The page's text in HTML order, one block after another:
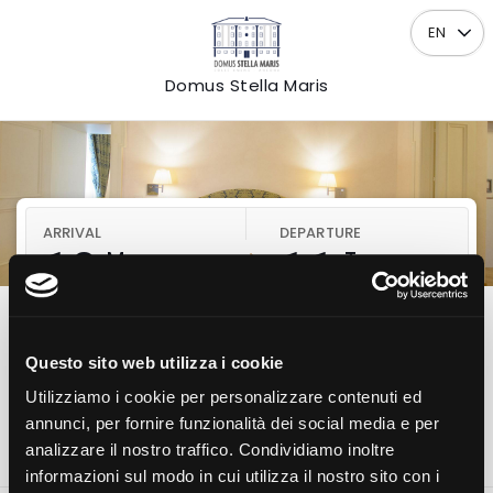
Questo sito web utilizza i cookie
Utilizziamo i cookie per personalizzare contenuti ed
annunci, per fornire funzionalità dei social media e per
analizzare il nostro traffico. Condividiamo inoltre
informazioni sul modo in cui utilizza il nostro sito con i
Domus Stella Maris
EN
ARRIVAL
10 Mon
DEPARTURE
11 Tue
AUGUST
2026
Room Adults
Check availability